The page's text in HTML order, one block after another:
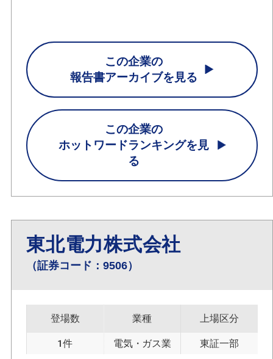
この企業の
報告書アーカイブを見る
この企業の
ホットワードランキングを見
る
東北電力株式会社
（証券コード：9506）
登場数
1件
業種
電気・ガス業
上場区分
東証一部